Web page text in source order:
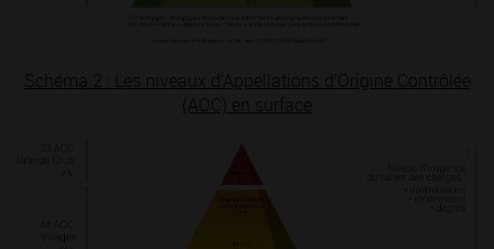
Schéma 2 : Les niveaux d’Appellations d’Origine Contrôlée
(AOC) en surface